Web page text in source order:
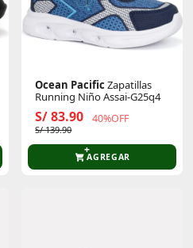
Ocean PacificZapatillas
Running Niño Assai-G25q4
S/ 83.90 40%OFF
S/ 139.90
AGREGAR